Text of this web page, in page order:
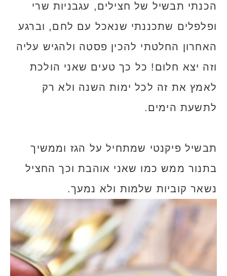
הכנתי תבשיל של חצילים, עגבניות שרי
ופלפלים שתכננתי שנאכל עם לחם, וברגע
האחרון החלטתי להכין פסטה ולהגיש עליה
וזה יצא חלום! כל כך טעים שאני הולכת
לאמץ את זה לכל ימות השנה ולא רק
לתשעת הימים.
תבשיל פיקנטי שמתחיל על הגז וממשיך
בתנור ממש כמו שאני אוהבת וכך החציל
נשאר קוביות שלמות ולא נמעך.